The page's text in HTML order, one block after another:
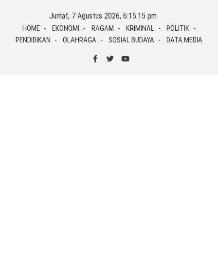
content
Jumat, 7 Agustus 2026, 6:15:15 pm
HOME EKONOMI RAGAM KRIMINAL
POLITIK
PENDIDIKAN
OLAHRAGA SOSIAL BUDAYA DATA MEDIA